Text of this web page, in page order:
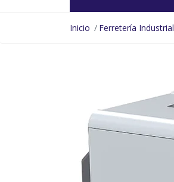
Inicio Ferretería Industrial